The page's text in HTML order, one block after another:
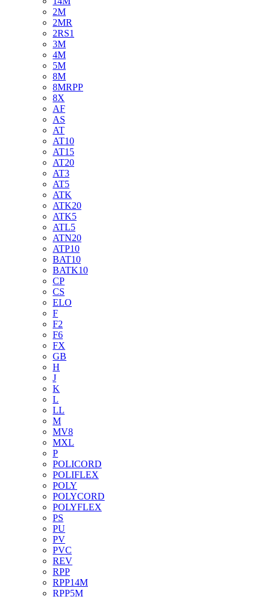
2M
2MR
2RS1
3M
4M
5M
8M
8MRPP
8X
AF
AS
AT
AT10
AT15
AT20
AT3
AT5
ATK
ATK20
ATK5
ATL5
ATN20
ATP10
BAT10
BATK10
CP
CS
ELO
F
F2
F6
FX
GB
H
J
K
L
LL
M
MV8
MXL
P
POLICORD
POLIFLEX
POLY
POLYCORD
POLYFLEX
PS
PU
PV
PVC
REV
RPP
RPP14M
RPP5M